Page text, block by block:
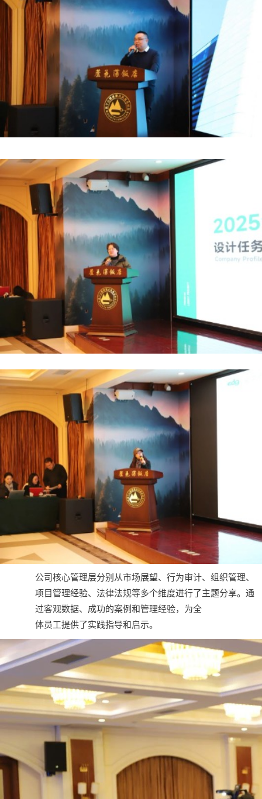
公司核心管理层分别从市场展望、行为审计、组织管理、
项目管理经验、法律法规等多个维度进行了主题分享。通
过客观数据、成功的案例和管理经验，为全
体员工提供了实践指导和启示。